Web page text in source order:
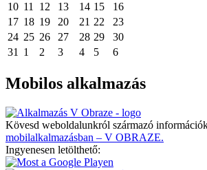
10 11 12 13 14 15
16
17 18 19 20 21 22
23
24 25 26 27 28 29
30
31
1 2 3 4 5 6
Mobilos alkalmazás
Kövesd weboldalunkról származó
mobilalkalmazásban – V OBRAZE.
Ingyenesen letölthető: